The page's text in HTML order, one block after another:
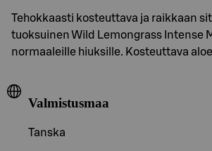
Tehokkaasti kosteuttava ja raikkaan
tuoksuinen Wild Lemongrass Intense
normaaleille hiuksille. Kosteuttava
Valmistusmaa
Tanska